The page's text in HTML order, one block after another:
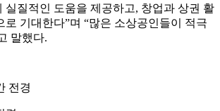
실질적인 도움을 제공하고, 창업과 상권 활
로 기대한다”며 “많은 소상공인들이 적극
말했다.